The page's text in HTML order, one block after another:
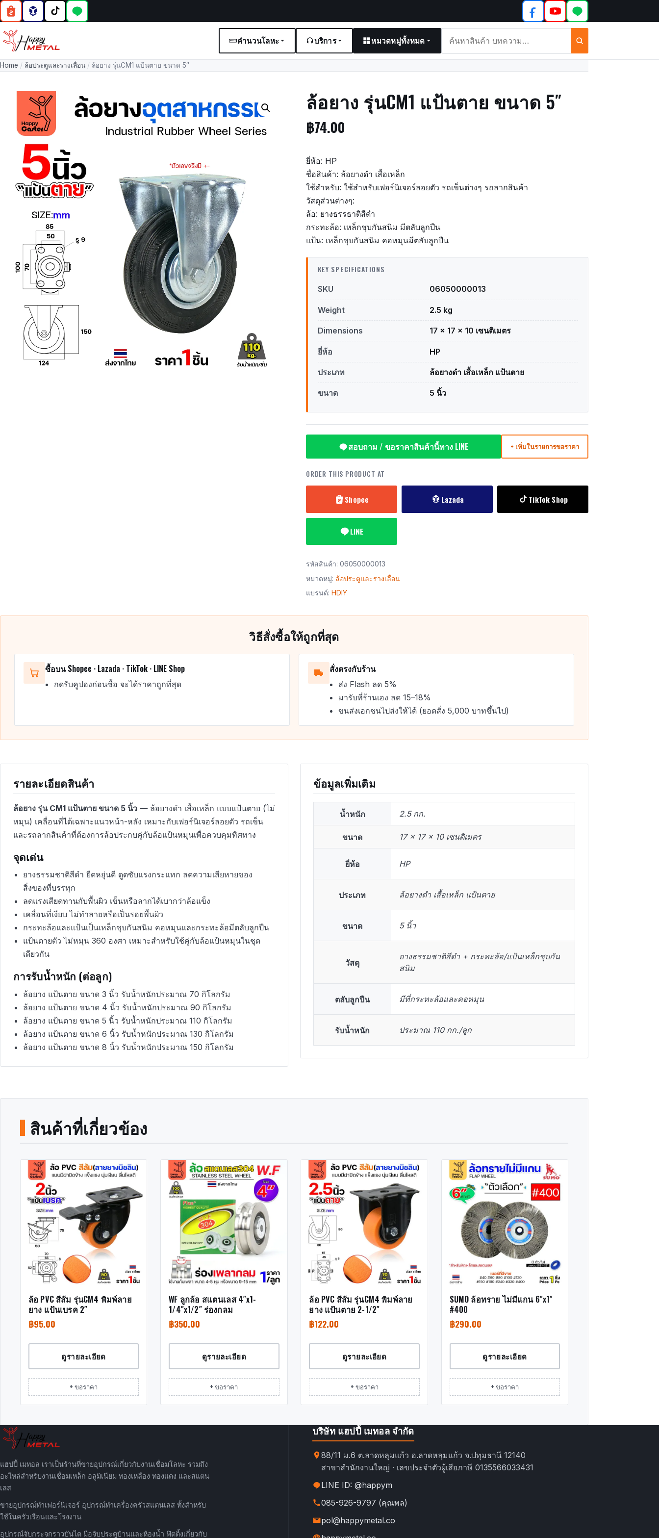
คำนวนโลหะ บริการ หมวดหมู่ทั้งหมด
และ
บทความ
Home / ล้อประตูและรางเลื่อน / ล้อยาง รุ่นCM1 แป้นตาย ขนาด 5″
ล้อยาง รุ่นCM1 แป้นตาย ขนาด 5″
฿74.00
ยี่ห้อ: HP
ชื่อสินค้า: ล้อยางดำ เสื้อเหล็ก
ใช้สำหรับ: ใช้สำหรับเฟอร์นิเจอร์ลอยตัว รถเข็นต่างๆ รถลากสินค้า
วัสดุส่วนต่างๆ:
ล้อ: ยางธรรธาติสีดำ
กระทะล้อ: เหล็กชุบกันสนิม มีตลับลูกปืน
แป้น: เหล็กชุบกันสนิม คอหมุนมีตลับลูกปืน
KEY SPECIFICATIONS
SKU 06050000013
Weight 2.5 kg
Dimensions 17 × 17 × 10 เซนติเมตร
ยี่ห้อ HP
ประเภท ล้อยางดำ เสื้อเหล็ก แป้นตาย
ขนาด 5 นิ้ว
สอบถาม / ขอราคาสินค้านี้ทาง LINE + เพิ่มในรายการขอราคา
ORDER THIS PRODUCT AT
Shopee Lazada TikTok Shop
LINE
รหัสสินค้า: 06050000013
หมวดหมู่: ล้อประตูและรางเลื่อน
แบรนด์: HDIY
วิธีสั่งซื้อให้ถูกที่สุด
ซื้อบน Shopee · Lazada · TikTok · LINE Shop
กดรับคูปองก่อนซื้อ จะได้ราคาถูกที่สุด
สั่งตรงกับร้าน
ส่ง Flash ลด 5%
มารับที่ร้านเอง ลด 15–18%
ขนส่งเอกชนไปส่งให้ได้ (ยอดสั่ง 5,000 บาทขึ้นไป)
รายละเอียดสินค้า
ล้อยาง รุ่น CM1 แป้นตาย ขนาด 5 นิ้ว— ล้อยางดำ เสื้อเหล็ก แบบแป้นตาย (ไม่
หมุน) เคลื่อนที่ได้เฉพาะแนวหน้า-หลัง เหมาะกับเฟอร์นิเจอร์ลอยตัว รถเข็น
และรถลากสินค้าที่ต้องการล้อประกบคู่กับล้อแป้นหมุนเพื่อควบคุมทิศทาง
จุดเด่น
ยางธรรมชาติสีดำ ยืดหยุ่นดี ดูดซับแรงกระแทก ลดความเสียหายของ
สิ่งของที่บรรทุก
ลดแรงเสียดทานกับพื้นผิว เข็นหรือลากได้เบากว่าล้อแข็ง
เคลื่อนที่เงียบ ไม่ทำลายหรือเป็นรอยพื้นผิว
กระทะล้อและแป้นเป็นเหล็กชุบกันสนิม คอหมุนและกระทะล้อมีตลับลูกปืน
แป้นตายตัว ไม่หมุน 360 องศา เหมาะสำหรับใช้คู่กับล้อแป้นหมุนในชุด
เดียวกัน
การรับน้ำหนัก (ต่อลูก)
ล้อยาง แป้นตาย ขนาด 3 นิ้ว รับน้ำหนักประมาณ 70 กิโลกรัม
ล้อยาง แป้นตาย ขนาด 4 นิ้ว รับน้ำหนักประมาณ 90 กิโลกรัม
ล้อยาง แป้นตาย ขนาด 5 นิ้ว รับน้ำหนักประมาณ 110 กิโลกรัม
ล้อยาง แป้นตาย ขนาด 6 นิ้ว รับน้ำหนักประมาณ 130 กิโลกรัม
ล้อยาง แป้นตาย ขนาด 8 นิ้ว รับน้ำหนักประมาณ 150 กิโลกรัม
ข้อมูลเพิ่มเติม
น้ำหนัก 2.5 กก.
ขนาด 17 × 17 × 10 เซนติเมตร
ยี่ห้อ HP
ประเภท ล้อยางดำ เสื้อเหล็ก แป้นตาย
ขนาด 5 นิ้ว
วัสดุ
ยางธรรมชาติสีดำ + กระทะล้อ/แป้นเหล็กชุบกัน
สนิม
ตลับลูกปืน มีที่กระทะล้อและคอหมุน
รับน้ำหนัก ประมาณ 110 กก./ลูก
สินค้าที่เกี่ยวข้อง
ล้อ PVC สีส้ม รุ่นCM4 พิมพ์ลาย
ยาง แป้นเบรค 2″
฿95.00
ดูรายละเอียด
+ ขอราคา
WF ลูกล้อ สแตนเลส 4″x1-
1/4″x1/2″ ร่องกลม
฿350.00
ดูรายละเอียด
+ ขอราคา
ล้อ PVC สีส้ม รุ่นCM4 พิมพ์ลาย
ยาง แป้นตาย 2-1/2″
฿122.00
ดูรายละเอียด
+ ขอราคา
SUMO ล้อทราย ไม่มีแกน 6″x1″
#400
฿290.00
ดูรายละเอียด
+ ขอราคา
แฮปปี้ เมทอล เราเป็นร้านที่ขายอุปกรณ์เกี่ยวกับงานเชื่อมโลหะ รวมถึง
อะไหล่สำหรับงานเชื่อมเหล็ก อลูมิเนียม ทองเหลือง ทองแดง และสแตน
เลส
ขายอุปกรณ์ทำเฟอร์นิเจอร์ อุปกรณ์ทำเครื่องครัวสแตนเลส ทั้งสำหรับ
ใช้ในครัวเรือนและโรงงาน
อุปกรณ์จับกระจกราวบันได มือจับประตูบ้านและห้องน้ำ ฟิตติ้งเกี่ยวกับ
บริษัท แฮปปี้ เมทอล จำกัด
88/11 ม.6 ต.ลาดหลุมแก้ว อ.ลาดหลุมแก้ว จ.ปทุมธานี 12140
สาขาสำนักงานใหญ่ · เลขประจำตัวผู้เสียภาษี 0135566033431
LINE ID: @happym
085-926-9797 (คุณพล)
pol@happymetal.co